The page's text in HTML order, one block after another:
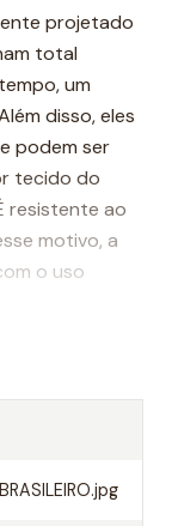
projetado
total
um
disso, eles
podem ser
tecido do
resistente ao
motivo, a
o uso